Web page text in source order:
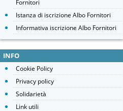
Fornitori
Istanza di iscrizione Albo Fornitori
Informativa iscrizione Albo Fornitori
INFO
Cookie Policy
Privacy policy
Solidarietà
Link utili